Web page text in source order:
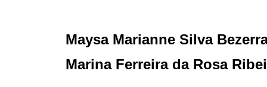
Maysa Marianne Silva
Marina Ferreira da Rosa